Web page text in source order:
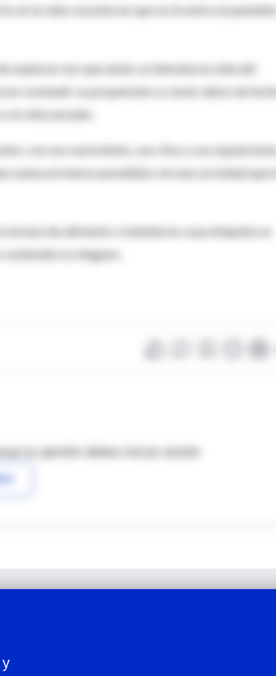
en la vida consiste en que no le entra el
explorar eso que antes se llamaba la vida del
combatir su propensión a comer dulce de
lo descarnado.
con sus sacerdotes, sus ritos y sus
suena al menos paradójico en una sociedad que
envase de alimento o bebida en cuya etiqueta se
es ninguno.
tu opinión debes iniciar sesión